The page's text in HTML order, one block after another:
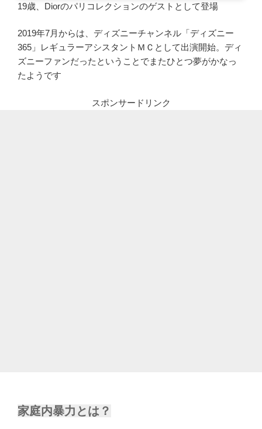
19歳、Diorのパリコレクションのゲストとして登場
2019年7月からは、ディズニーチャンネル「ディズニー
365」レギュラーアシスタントＭＣとして出演開始。ディ
ズニーファンだったということでまたひとつ夢がかなっ
たようです
スポンサードリンク
家庭内暴力とは？